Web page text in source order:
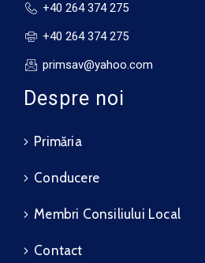
+40 264 374 275
+40 264 374 275
primsav@yahoo.com
Despre noi
Primăria
Conducere
Membri Consiliului Local
Contact